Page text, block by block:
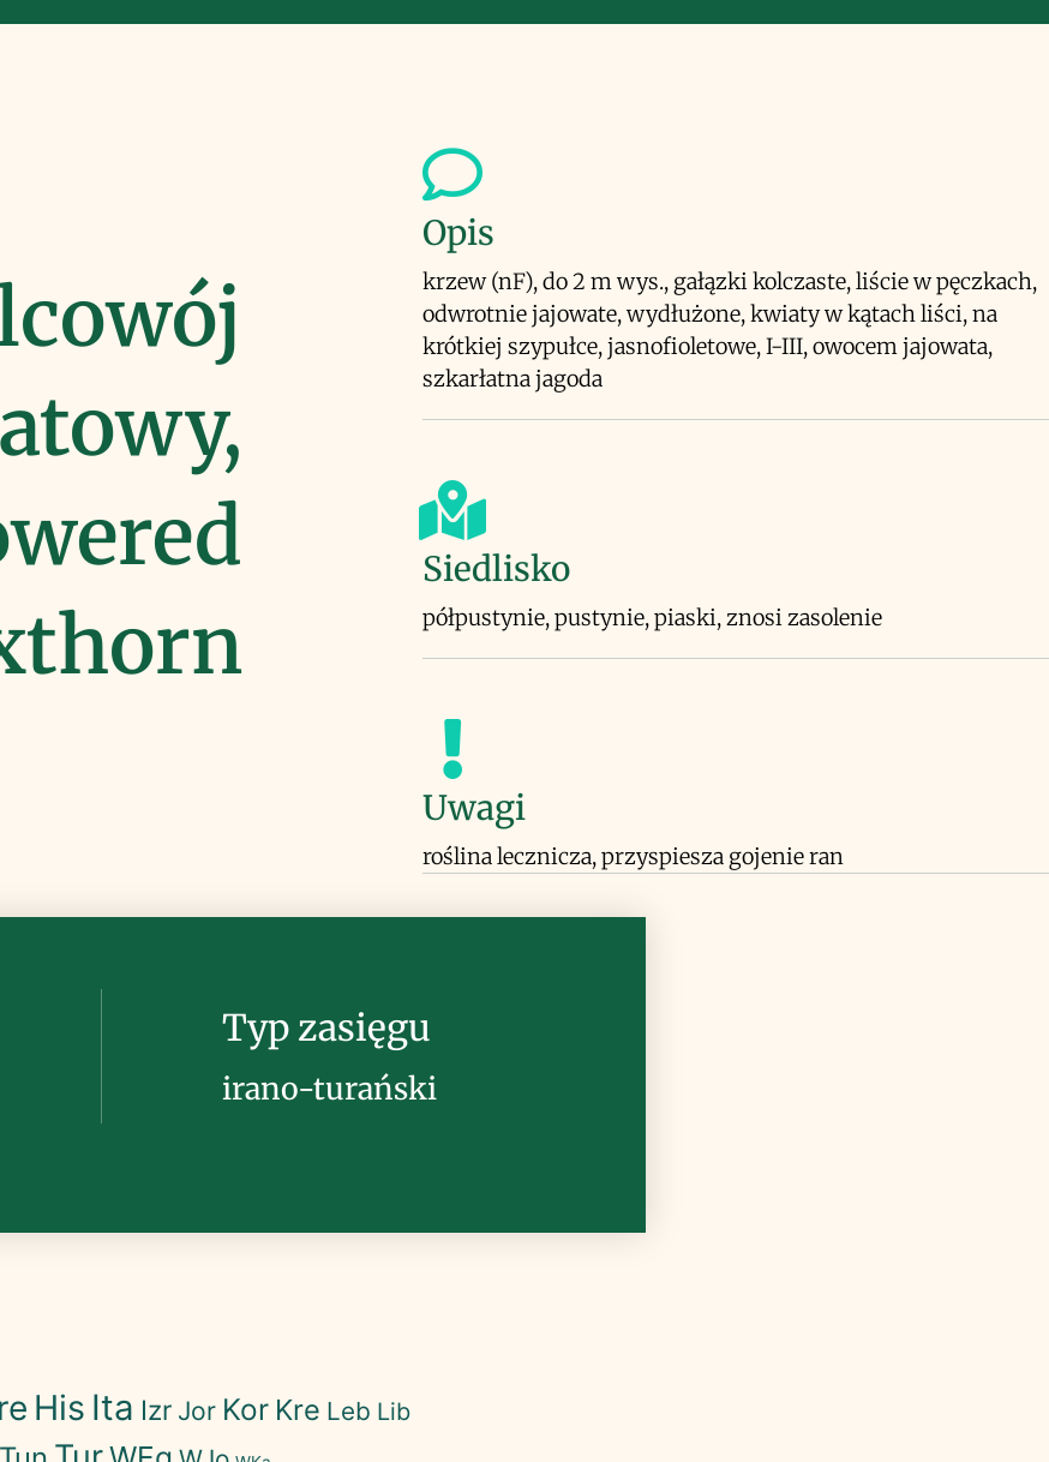
Opis
krzew (nF), do 2 m wys., gałązki kolczaste, liście w pęczkach,
odwrotnie jajowate, wydłużone, kwiaty w kątach liści, na
krótkiej szypułce, jasnofioletowe, I-III, owocem jajowata,
szkarłatna jagoda
Siedlisko
półpustynie, pustynie, piaski, znosi zasolenie
Uwagi
roślina lecznicza, przyspiesza gojenie ran
Typ zasięgu
irano-turański
His Ita Izr Jor Kor Kre Leb Lib